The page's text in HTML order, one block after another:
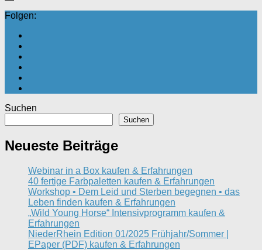
Folgen:
Suchen
Suchen
Neueste Beiträge
Webinar in a Box kaufen & Erfahrungen
40 fertige Farbpaletten kaufen & Erfahrungen
Workshop • Dem Leid und Sterben begegnen • das
Leben finden kaufen & Erfahrungen
„Wild Young Horse“ Intensivprogramm kaufen &
Erfahrungen
NiederRhein Edition 01/2025 Frühjahr/Sommer |
EPaper (PDF) kaufen & Erfahrungen